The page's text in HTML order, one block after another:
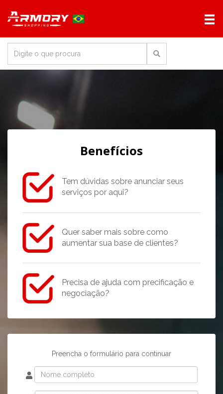
Benefícios
Tem dúvidas sobre anunciar seus
serviços por aqui?
Quer saber mais sobre como
aumentar sua base de clientes?
Precisa de ajuda com precificação e
negociação?
Preencha o formulário para continuar